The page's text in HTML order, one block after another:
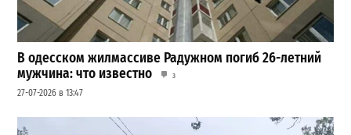
В одесском жилмассиве Радужном погиб 26-летний
мужчина: что известно
3
27-07-2026 в 13:47